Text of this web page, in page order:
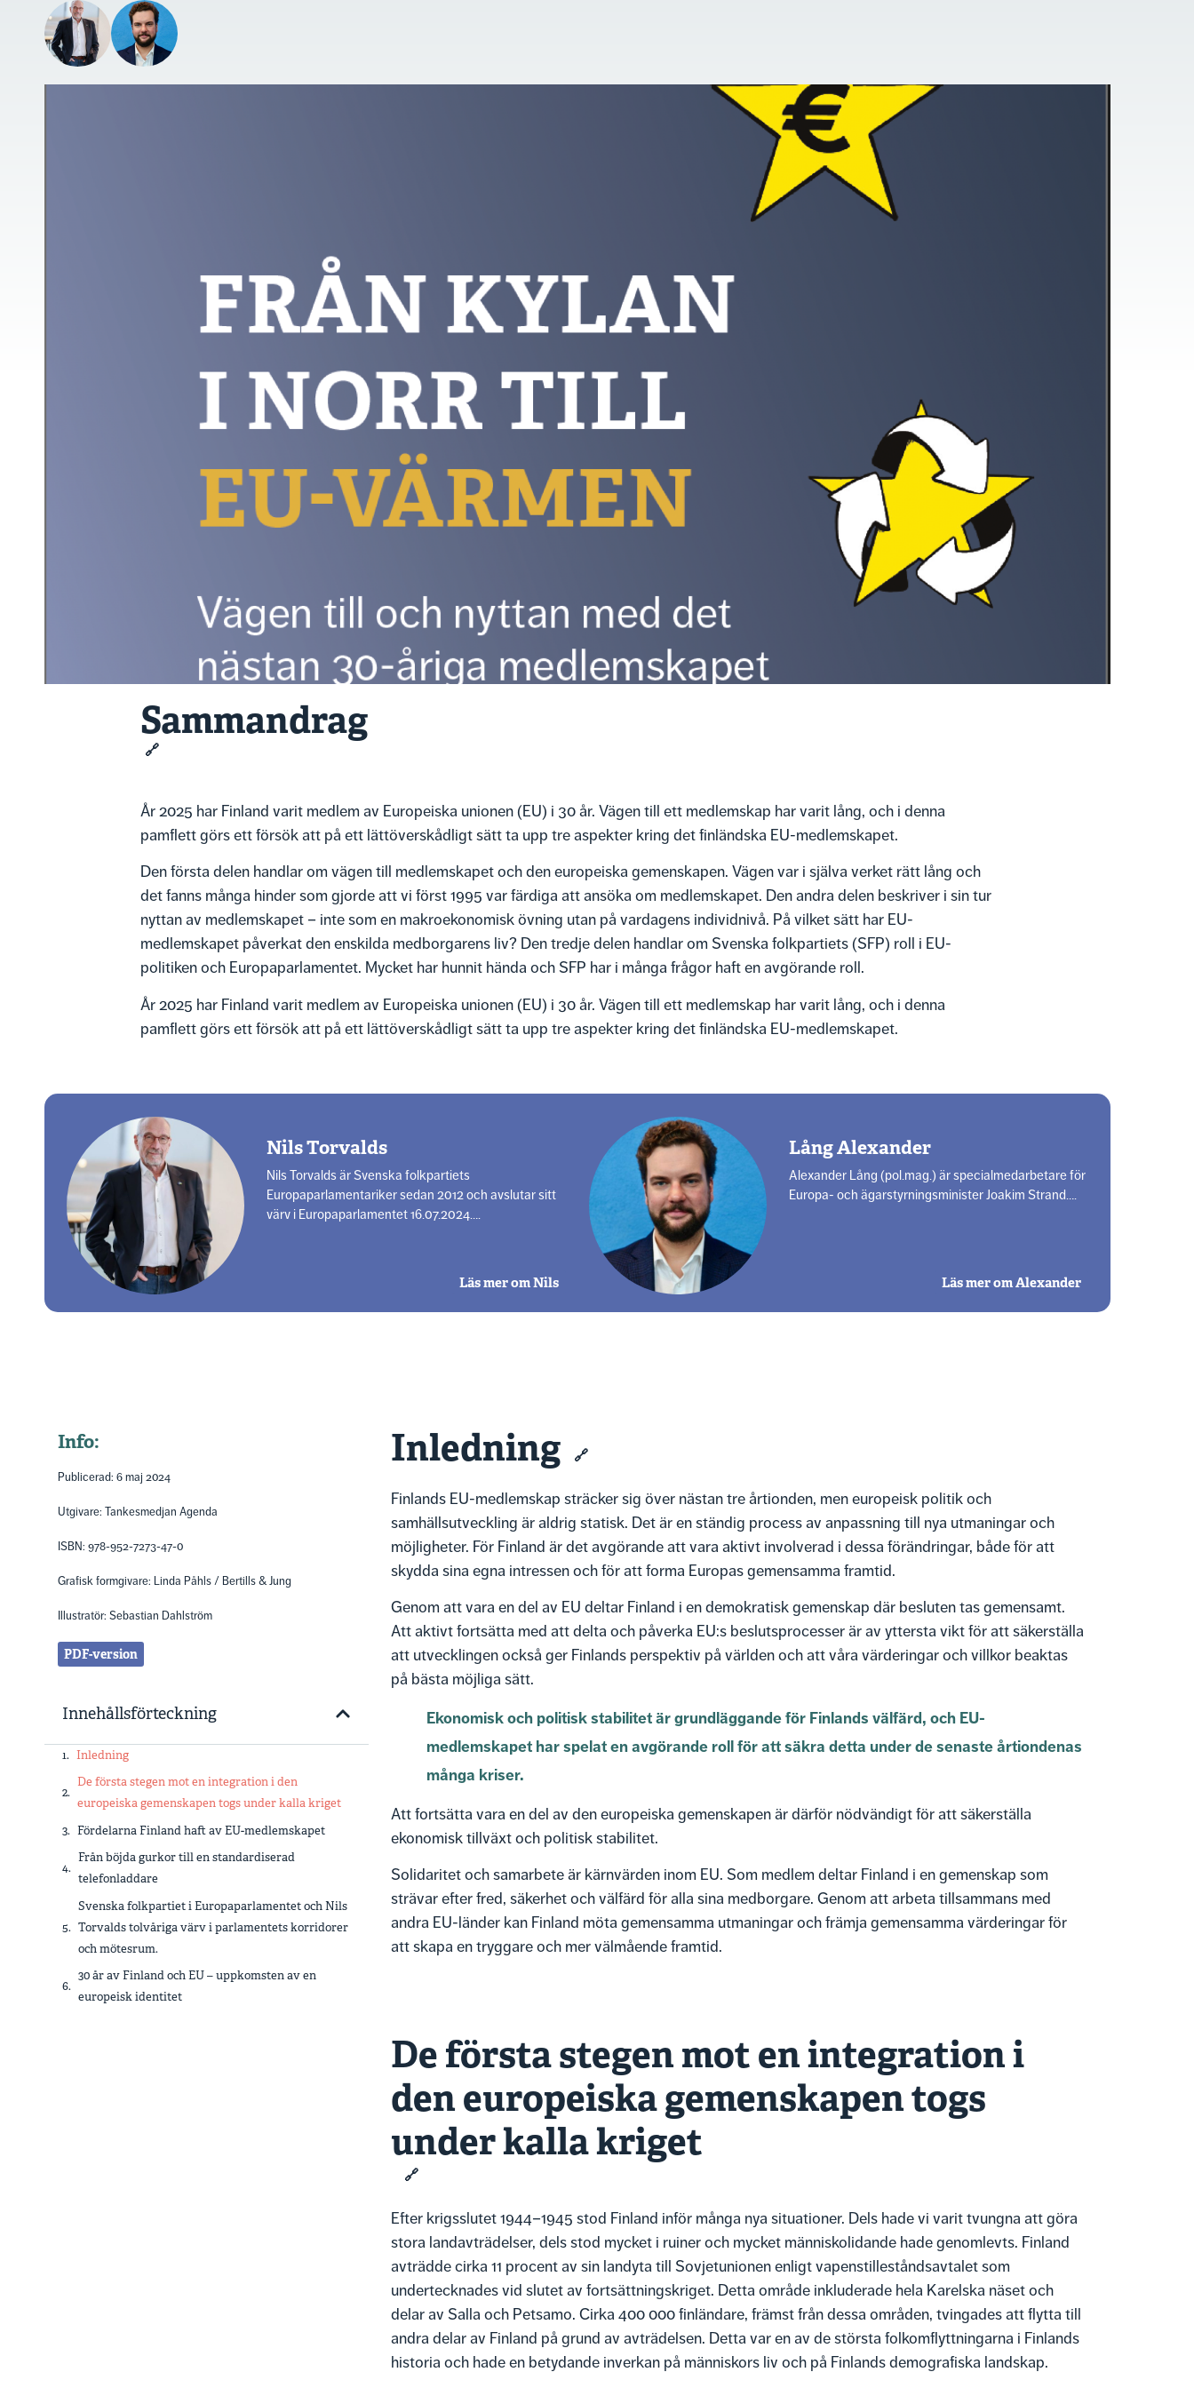
Sammandrag
🔗
År 2025 har Finland varit medlem av Europeiska unionen (EU) i 30 år. Vägen till ett medlemskap har varit lång, och i denna
pamflett görs ett försök att på ett lättöverskådligt sätt ta upp tre aspekter kring det finländska EU-medlemskapet.
Den första delen handlar om vägen till medlemskapet och den europeiska gemenskapen. Vägen var i själva verket rätt lång och
det fanns många hinder som gjorde att vi först 1995 var färdiga att ansöka om medlemskapet. Den andra delen beskriver i sin tur
nyttan av medlemskapet – inte som en makroekonomisk övning utan på vardagens individnivå. På vilket sätt har EU-
medlemskapet påverkat den enskilda medborgarens liv? Den tredje delen handlar om Svenska folkpartiets (SFP) roll i EU-
politiken och Europaparlamentet. Mycket har hunnit hända och SFP har i många frågor haft en avgörande roll.
År 2025 har Finland varit medlem av Europeiska unionen (EU) i 30 år. Vägen till ett medlemskap har varit lång, och i denna
pamflett görs ett försök att på ett lättöverskådligt sätt ta upp tre aspekter kring det finländska EU-medlemskapet.
Nils Torvalds
Nils Torvalds är Svenska folkpartiets
Europaparlamentariker sedan 2012 och avslutar sitt
värv i Europaparlamentet 16.07.2024….
Läs mer om Nils
Lång Alexander
Alexander Lång (pol.mag.) är specialmedarbetare för
Europa- och ägarstyrningsminister Joakim Strand….
Läs mer om Alexander
Info:
Publicerad: 6 maj 2024
Utgivare: Tankesmedjan Agenda
ISBN: 978-952-7273-47-0
Grafisk formgivare: Linda Påhls / Bertills & Jung
Illustratör: Sebastian Dahlström
PDF-version
Innehållsförteckning
Inledning
De första stegen mot en integration i den
europeiska gemenskapen togs under kalla kriget
Fördelarna Finland haft av EU-medlemskapet
Från böjda gurkor till en standardiserad
telefonladdare
Svenska folkpartiet i Europaparlamentet och Nils
Torvalds tolvåriga värv i parlamentets korridorer
och mötesrum.
30 år av Finland och EU – uppkomsten av en
europeisk identitet
Inledning 🔗
Finlands EU-medlemskap sträcker sig över nästan tre årtionden, men europeisk politik och
samhällsutveckling är aldrig statisk. Det är en ständig process av anpassning till nya utmaningar och
möjligheter. För Finland är det avgörande att vara aktivt involverad i dessa förändringar, både för att
skydda sina egna intressen och för att forma Europas gemensamma framtid.
Genom att vara en del av EU deltar Finland i en demokratisk gemenskap där besluten tas gemensamt.
Att aktivt fortsätta med att delta och påverka EU:s beslutsprocesser är av yttersta vikt för att säkerställa
att utvecklingen också ger Finlands perspektiv på världen och att våra värderingar och villkor beaktas
på bästa möjliga sätt.
Ekonomisk och politisk stabilitet är grundläggande för Finlands välfärd, och EU-
medlemskapet har spelat en avgörande roll för att säkra detta under de senaste årtiondenas
många kriser.
Att fortsätta vara en del av den europeiska gemenskapen är därför nödvändigt för att säkerställa
ekonomisk tillväxt och politisk stabilitet.
Solidaritet och samarbete är kärnvärden inom EU. Som medlem deltar Finland i en gemenskap som
strävar efter fred, säkerhet och välfärd för alla sina medborgare. Genom att arbeta tillsammans med
andra EU-länder kan Finland möta gemensamma utmaningar och främja gemensamma värderingar för
att skapa en tryggare och mer välmående framtid.
De första stegen mot en integration i
den europeiska gemenskapen togs
under kalla kriget
🔗
Efter krigsslutet 1944–1945 stod Finland inför många nya situationer. Dels hade vi varit tvungna att göra
stora landavträdelser, dels stod mycket i ruiner och mycket människolidande hade genomlevts. Finland
avträdde cirka 11 procent av sin landyta till Sovjetunionen enligt vapenstilleståndsavtalet som
undertecknades vid slutet av fortsättningskriget. Detta område inkluderade hela Karelska näset och
delar av Salla och Petsamo. Cirka 400 000 finländare, främst från dessa områden, tvingades att flytta till
andra delar av Finland på grund av avträdelsen. Detta var en av de största folkomflyttningarna i Finlands
historia och hade en betydande inverkan på människors liv och på Finlands demografiska landskap.